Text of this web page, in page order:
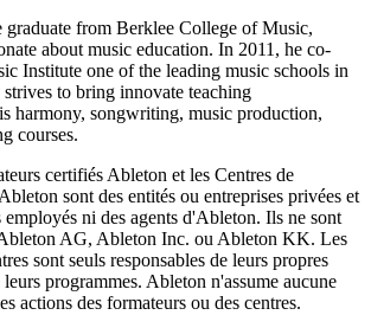
graduate from Berklee College of Music,
about music education. In 2011, he co-
Institute one of the leading music schools in
to bring innovate teaching
harmony, songwriting, music production,
courses.
certifiés Ableton et les Centres de
sont des entités ou entreprises privées et
employés ni des agents d'Ableton. Ils ne sont
AG, Ableton Inc. ou Ableton KK. Les
sont seuls responsables de leurs propres
programmes. Ableton n'assume aucune
actions des formateurs ou des centres.